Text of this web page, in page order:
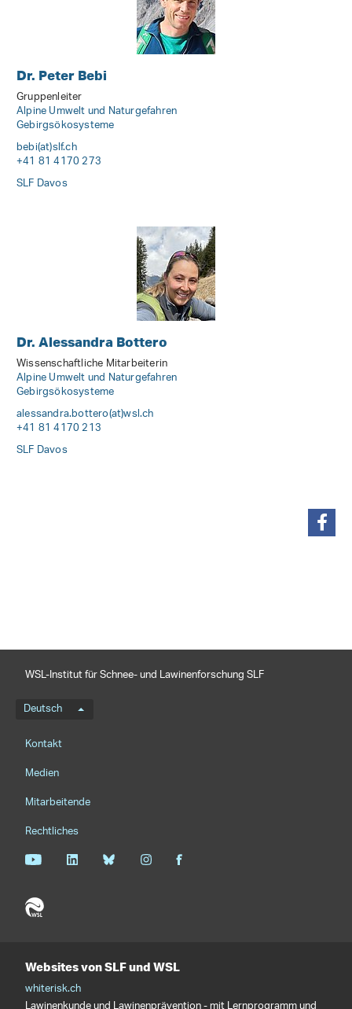
Dr. Peter Bebi
Gruppenleiter
Alpine Umwelt und Naturgefahren
Gebirgsökosysteme
bebi(at)slf.ch
+41 81 4170 273
SLF Davos
Dr. Alessandra Bottero
Wissenschaftliche Mitarbeiterin
Alpine Umwelt und Naturgefahren
Gebirgsökosysteme
alessandra.bottero(at)wsl.ch
+41 81 4170 213
SLF Davos
WSL-Institut für Schnee- und Lawinenforschung SLF
Sprachmenü
Deutsch
Footernavigation
Kontakt
Medien
Mitarbeitende
Rechtliches
Websites von SLF und WSL
whiterisk.ch